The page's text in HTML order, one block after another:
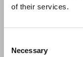
of their services.
Selection
Necessary